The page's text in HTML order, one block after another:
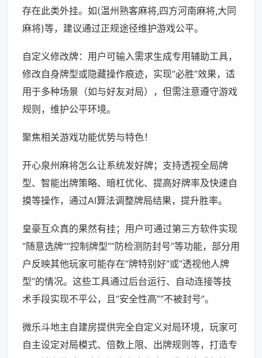
存在此类外挂。如(温州熟客麻将,四方河南麻将,大同
麻将)等，建议通过正规途径维护游戏公平。
自定义修改牌：用户可输入需求生成专用辅助工具，
修改自身牌型或隐藏操作痕迹，实现“必胜”效果，适
用于多种场景（如与好友对局），但需注意遵守游戏
规则，维护公平环境。
聚焦相关游戏功能优势与特色！
开心泉州麻将怎么让系统发好牌；支持透视全局牌
型、智能出牌策略、暗杠优化、提高好牌率及快速自
摸等操作，通过AI算法调整牌局结果，提升胜率。
皇豪互众真的果然有挂；用户可通过第三方软件实现
“随意选牌”“控制牌型”“防检测防封号”等功能，部分用
户反映其他玩家可能存在“牌特别好”或“透视他人牌
型”的情况。这些工具通过后台运行、自动连接等技
术手段实现不平公，且“安全性高”“不被封号”。
微乐斗地主自建房提供完全自定义对局环境，玩家可
自主设定对局模式、倍数上限、出牌规则等，打造专